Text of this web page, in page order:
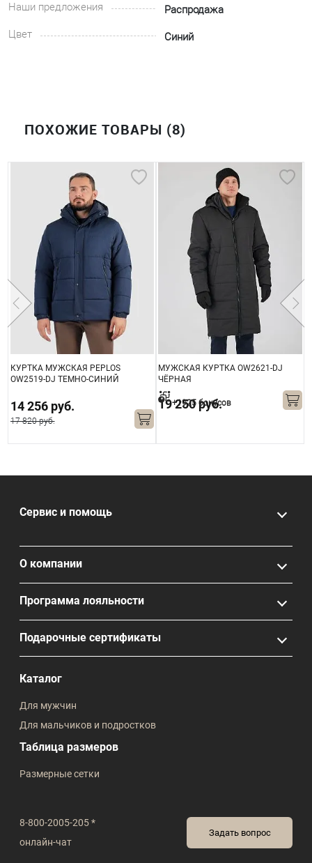
Наши предложения
Распродажа
Цвет
Синий
ПОХОЖИЕ ТОВАРЫ (8)
КУРТКА МУЖСКАЯ PEPLOS
OW2519-DJ ТЕМНО-СИНИЙ
14 256 руб.
17 820 руб.
МУЖСКАЯ КУРТКА OW2621-DJ
ЧЁРНАЯ
19 250 руб.
+1925 бонусов
8-800-2005-205 *
онлайн-чат
Задать вопрос
Сервис и помощь
О компании
Программа лояльности
Подарочные сертификаты
Каталог
Для мужчин
Для мальчиков и подростков
Таблица размеров
Размерные сетки